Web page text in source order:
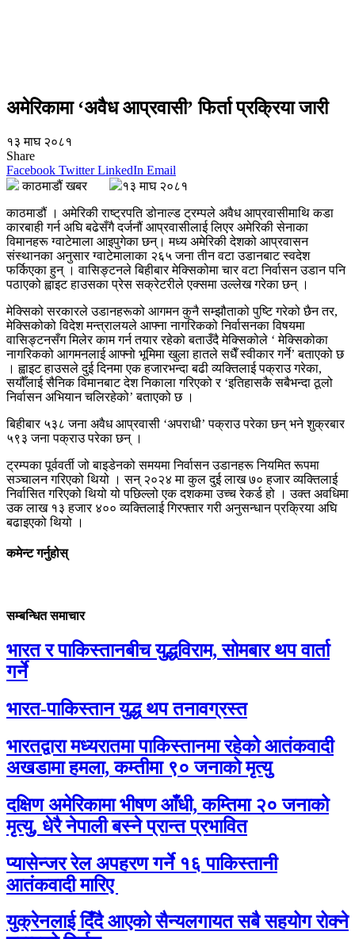
अमेरिकामा ‘अवैध आप्रवासी’ फिर्ता प्रक्रिया जारी
१३ माघ २०८१
Share
Facebook Twitter LinkedIn Email
काठमाडौं खबर
१३ माघ २०८१
काठमाडौं । अमेरिकी राष्ट्रपति डोनाल्ड ट्रम्पले अवैध आप्रवासीमाथि कडा
कारबाही गर्न अघि बढेसँगै दर्जनौं आप्रवासीलाई लिएर अमेरिकी सेनाका
विमानहरू ग्वाटेमाला आइपुगेका छन्। मध्य अमेरिकी देशको आप्रवासन
संस्थानका अनुसार ग्वाटेमालाका २६५ जना तीन वटा उडानबाट स्वदेश
फर्किएका हुन् । वासिङ्टनले बिहीबार मेक्सिकोमा चार वटा निर्वासन उडान पनि
पठाएको ह्वाइट हाउसका प्रेस सक्रेटरीले एक्समा उल्लेख गरेका छन् ।
मेक्सिको सरकारले उडानहरूको आगमन कुनै सम्झौताको पुष्टि गरेको छैन तर,
मेक्सिकोको विदेश मन्त्रालयले आफ्ना नागरिकको निर्वासनका विषयमा
वासिङ्टनसँग मिलेर काम गर्न तयार रहेको बताउँदै मेक्सिकोले ‘ मेक्सिकोका
नागरिकको आगमनलाई आफ्नो भूमिमा खुला हातले सधैँ स्वीकार गर्ने’ बताएको छ
। ह्वाइट हाउसले दुई दिनमा एक हजारभन्दा बढी व्यक्तिलाई पक्राउ गरेका,
सयौँलाई सैनिक विमानबाट देश निकाला गरिएको र ‘इतिहासकै सबैभन्दा ठूलो
निर्वासन अभियान चलिरहेको’ बताएको छ ।
बिहीबार ५३८ जना अवैध आप्रवासी ‘अपराधी’ पक्राउ परेका छन् भने शुक्रबार
५९३ जना पक्राउ परेका छन् ।
ट्रम्पका पूर्ववर्ती जो बाइडेनको समयमा निर्वासन उडानहरू नियमित रूपमा
सञ्चालन गरिएको थियो । सन् २०२४ मा कुल दुई लाख ७० हजार व्यक्तिलाई
निर्वासित गरिएको थियो यो पछिल्लो एक दशकमा उच्च रेकर्ड हो । उक्त अवधिमा
उक लाख १३ हजार ४०० व्यक्तिलाई गिरफ्तार गरी अनुसन्धान प्रक्रिया अघि
बढाइएको थियो ।
कमेन्ट गर्नुहोस्
सम्बन्धित समाचार
भारत र पाकिस्तानबीच युद्धविराम, सोमबार थप वार्ता
गर्ने
भारत-पाकिस्तान युद्ध थप तनावग्रस्त
भारतद्वारा मध्यरातमा पाकिस्तानमा रहेको आतंकवादी
अखडामा हमला, कम्तीमा ९० जनाको मृत्यु
दक्षिण अमेरिकामा भीषण आँधी, कम्तिमा २० जनाको
मृत्यु, धेरै नेपाली बस्ने प्रान्त प्रभावित
प्यासेन्जर रेल अपहरण गर्ने १६ पाकिस्तानी
आतंकवादी मारिए
युक्रेनलाई दिँदै आएको सैन्यलगायत सबै सहयोग रोक्ने